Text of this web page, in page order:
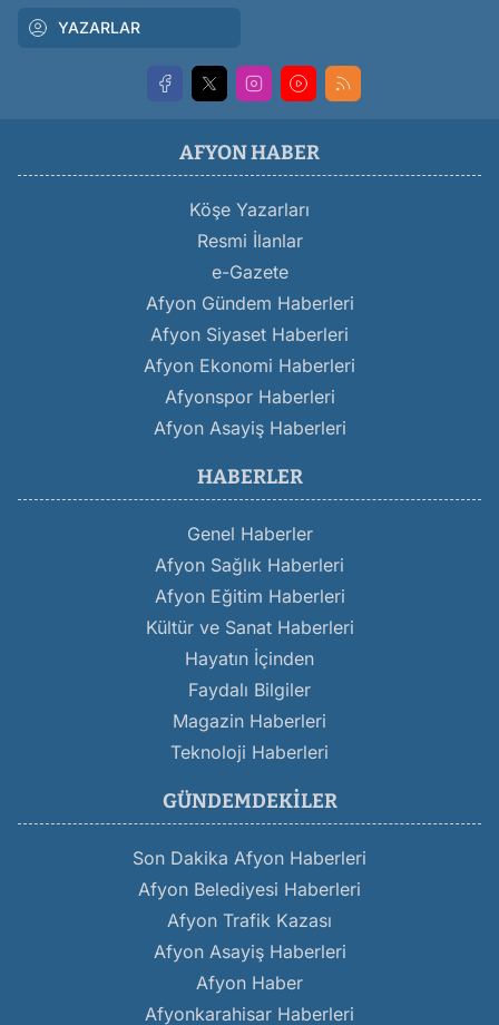
YAZARLAR
AFYON HABER
Köşe Yazarları
Resmi İlanlar
e-Gazete
Afyon Gündem Haberleri
Afyon Siyaset Haberleri
Afyon Ekonomi Haberleri
Afyonspor Haberleri
Afyon Asayiş Haberleri
HABERLER
Genel Haberler
Afyon Sağlık Haberleri
Afyon Eğitim Haberleri
Kültür ve Sanat Haberleri
Hayatın İçinden
Faydalı Bilgiler
Magazin Haberleri
Teknoloji Haberleri
GÜNDEMDEKILER
Son Dakika Afyon Haberleri
Afyon Belediyesi Haberleri
Afyon Trafik Kazası
Afyon Asayiş Haberleri
Afyon Haber
Afyonkarahisar Haberleri